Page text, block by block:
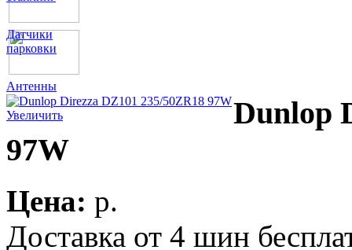
Датчики
парковки
Антенны
Увеличить
Dunlop
97W
Цена: p.
Доставка от 4 шин